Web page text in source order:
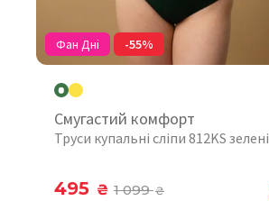
Фан Дні -55%
Смугастий комфорт
Труси купальні сліпи 812KS зелені
495 ₴ 1 099₴